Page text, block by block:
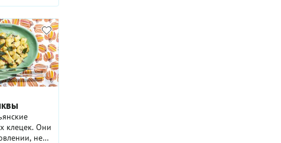
клецек. Они
не